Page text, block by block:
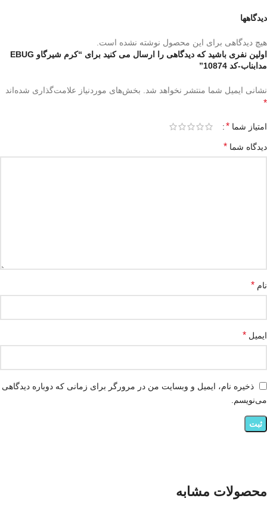
دیدگاهها
هیچ دیدگاهی برای این محصول نوشته نشده است.
اولین نفری باشید که دیدگاهی را ارسال می کنید برای “کرم شیرگاو EBUG
مدابناب-کد 10874”
نشانی ایمیل شما منتشر نخواهد شد. بخش‌های موردنیاز علامت‌گذاری شده‌اند
*
امتیاز شما *
دیدگاه شما *
نام *
ایمیل *
ذخیره نام، ایمیل و وبسایت من در مرورگر برای زمانی که دوباره دیدگاهی
می‌نویسم.
محصولات مشابه